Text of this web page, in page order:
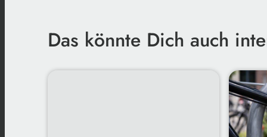
Das könnte Dich auch